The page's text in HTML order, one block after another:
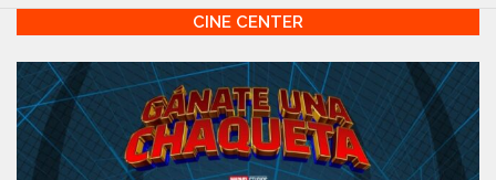
CINE CENTER